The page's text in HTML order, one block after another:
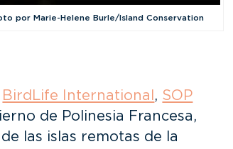
por Marie-Helene Burle/Island Conservation
BirdLife International , SOP
de Polinesia Francesa,
las islas remotas de la